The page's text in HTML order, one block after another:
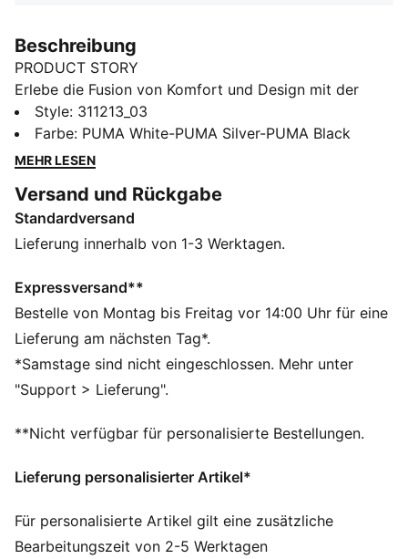
Beschreibung
PRODUCT STORY
Erlebe die Fusion von Komfort und Design mit der
Neuauflage der Softride Enzo Laufschuhe, die für
Damen entwickelt wurden. Mit Softride EVA für
ganztägigen Komfort, einer eleganten TPU-Kappe und
Laufschuhe für Damen jeden deiner Schritte neu.
FEATURES + VORTEILE
Das Obermaterial der Schuhe besteht zu mindestens
SOFTRIDE: Weicher Schaumstoff für ganztägige
Dämpfung und Komfort
SOFTFOAM+: Bequeme Innensohle mit Step-in-
Komfort, die dank der extradicken Ferse für eine
weiche Dämpfung sorgt
DETAILS
Niedriger Schaft
Gummizonen für bessere Traktion
Style: 311213_03
Farbe: PUMA White-PUMA Silver-PUMA Black
MEHR LESEN
Versand und Rückgabe
Standardversand
Lieferung innerhalb von 1-3 Werktagen.
Expressversand**
Bestelle von Montag bis Freitag vor 14:00 Uhr für eine
Lieferung am nächsten Tag*.
*Samstage sind nicht eingeschlossen. Mehr unter
"Support > Lieferung".
**Nicht verfügbar für personalisierte Bestellungen.
Lieferung personalisierter Artikel*
Für personalisierte Artikel gilt eine zusätzliche
Bearbeitungszeit von 2-5 Werktagen